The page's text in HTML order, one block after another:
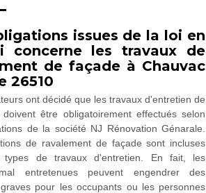
issues de la loi en
concerne les travaux de
de façade à Chauvac
26510
ont décidé que les travaux d'entretien de
être obligatoirement effectués selon
de la société NJ Rénovation Génarale.
de ravalement de façade sont incluses
types de travaux d'entretien. En fait, les
entretenues peuvent engendrer des
pour les occupants ou les personnes